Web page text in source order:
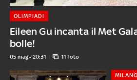
Eileen Gu incanta il Met
bolle!
OLIMPIADI
05 mag - 20:31 11 foto